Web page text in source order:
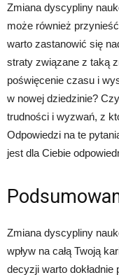
Zmiana dyscypliny
może również
warto zastanowić się
straty związane z taką
poświęcenie czasu i
w nowej dziedzinie?
trudności i wyzwań, z
Odpowiedzi na te
jest dla Ciebie
Zmiana dyscypliny
wpływ na całą Twoją
decyzji warto